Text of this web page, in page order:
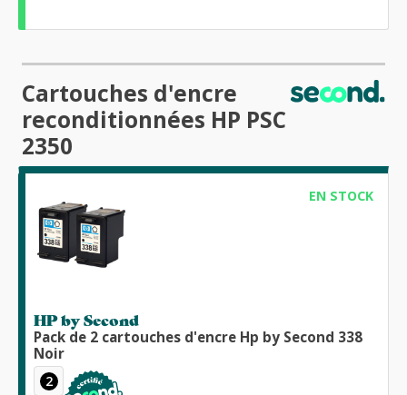
Cartouches d'encre
reconditionnées HP PSC
2350
EN STOCK
HP by Second
Pack de 2 cartouches d'encre Hp by Second 338
Noir
2